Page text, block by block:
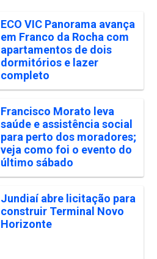
ECO VIC Panorama avança
em Franco da Rocha com
apartamentos de dois
dormitórios e lazer
completo
Francisco Morato leva
saúde e assistência social
para perto dos moradores;
veja como foi o evento do
último sábado
Jundiaí abre licitação para
construir Terminal Novo
Horizonte